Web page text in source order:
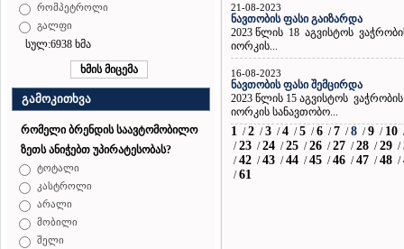
რომპეტროლი
გალფი
სულ:6938 ხმა
გამოკითხვა
რომელი ბრენდის საავტომობილო
ზეთს ანიჭებთ უპირატესობას?
ტოტალი
კასტროლი
არალი
მობილი
შელი
21-08-2023
ნავთობის ფასი გაიზარდა
2023 წლის 18 აგვისტოს
იორკის...
16-08-2023
ნავთობის ფასი შემცირდა
2023 წლის 15 აგვისტოს
იორკის სანავთობო...
1 / 2 / 3 / 4 / 5 / 6 / 7 / 8 / 9 / 10
/ 23 / 24 / 25 / 26 / 27 / 28 / 29 /
/ 42 / 43 / 44 / 45 / 46 / 47 / 48 /
/ 61